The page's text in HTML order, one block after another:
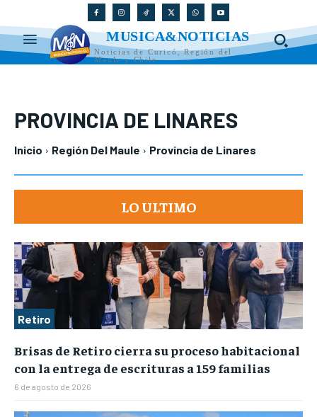
MUSICA&NOTICIAS
Noticias de Curicó, Región del
Maule y Chile
PROVINCIA DE LINARES
Inicio Región Del Maule Provincia de Linares
LO ULTIMO
Retiro
Brisas de Retiro cierra su proceso habitacional
con la entrega de escrituras a 159 familias
6 de agosto de 2026